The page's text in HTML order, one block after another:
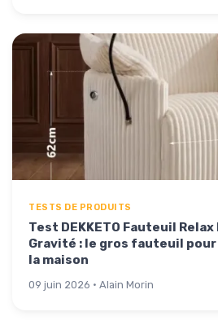
TESTS DE PRODUITS
Test DEKKETO Fauteuil
Gravité : le gros fauteuil
la maison
09 juin 2026 · Alain Morin